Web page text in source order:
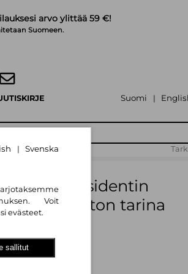
arvo ylittää 59 €!
Suomeen.
Suomi |
: Presidentin
tarina
| Svenska
Voit
evästeet.
sallitut